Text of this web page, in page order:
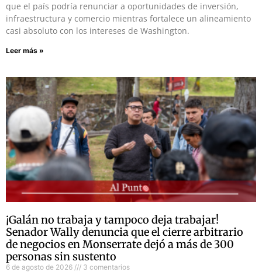
que el país podría renunciar a oportunidades de inversión,
infraestructura y comercio mientras fortalece un alineamiento
casi absoluto con los intereses de Washington.
Leer más »
¡Galán no trabaja y tampoco deja trabajar!
Senador Wally denuncia que el cierre arbitrario
de negocios en Monserrate dejó a más de 300
personas sin sustento
6 de agosto de 2026 3 comentarios